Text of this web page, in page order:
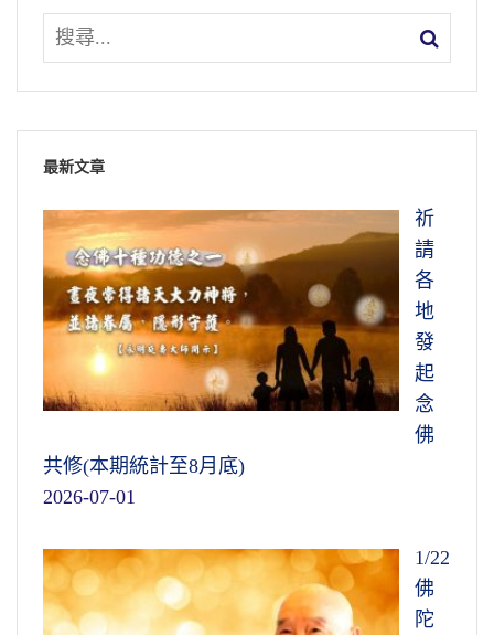
最新文章
祈
請
各
地
發
起
念
佛
共修(本期統計至8月底)
2026-07-01
1/22
佛
陀